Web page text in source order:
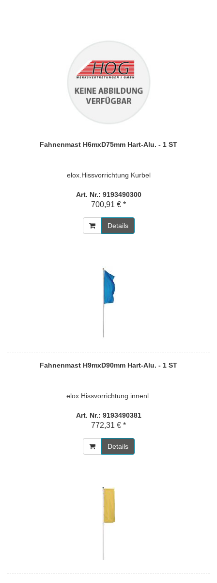
Fahnenmast H6mxD75mm Hart-Alu. - 1 ST
elox.Hissvorrichtung Kurbel
Art. Nr.: 9193490300
700,91 € *
Details
Fahnenmast H9mxD90mm Hart-Alu. - 1 ST
elox.Hissvorrichtung innenl.
Art. Nr.: 9193490381
772,31 € *
Details